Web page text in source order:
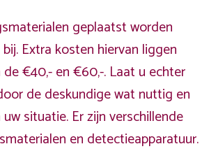
geplaatst worden
Extra kosten hiervan liggen
€40,- en €60,-. Laat u echter
de deskundige wat nuttig en
situatie. Er zijn verschillende
en detectieapparatuur.